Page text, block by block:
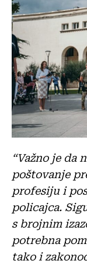
“Važno je da
poštovanje
profesiju i
policajca.
s brojnim
potrebna
tako i